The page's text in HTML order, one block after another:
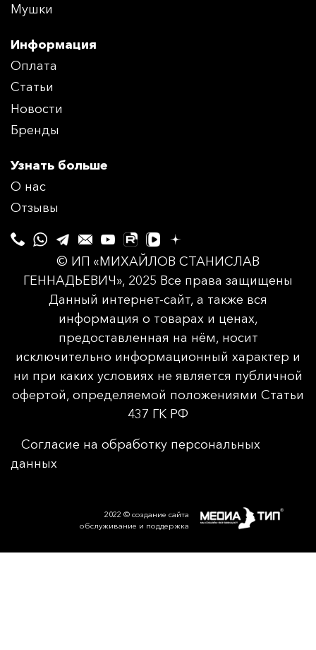
Мушки
Информация
Оплата
Статьи
Новости
Бренды
Узнать больше
О нас
Отзывы
© ИП «МИХАЙЛОВ СТАНИСЛАВ
ГЕННАДЬЕВИЧ», 2025 Все права защищены
Данный интернет-сайт, а также вся
информация о товарах и ценах,
предоставленная на нём, носит
исключительно информационный характер и
ни при каких условиях не является публичной
офертой, определяемой положениями Статьи
437 ГК РФ
Согласие на обработку персональных
данных
2022 © создание сайта
обслуживание и поддержка